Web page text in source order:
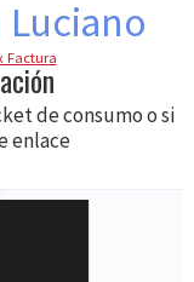
Luciano
Factura
de consumo o si
enlace